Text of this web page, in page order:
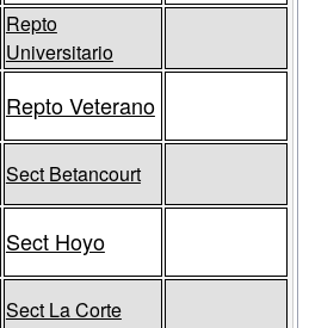
Repto
Universitario
Repto Veterano
Sect Betancourt
Sect Hoyo
Sect La Corte